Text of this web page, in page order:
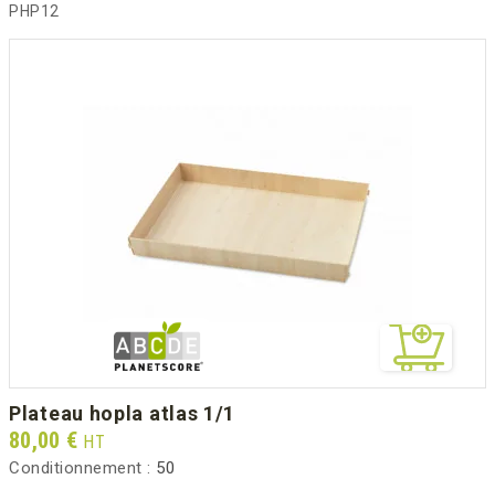
PHP12
plateau hopla atlas 1/1
Prix
80,00 € HT
Conditionnement : 50